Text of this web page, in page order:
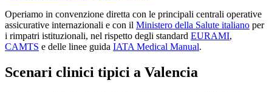
Operiamo in convenzione diretta con le principali centrali operative
assicurative internazionali e con il Ministero della Salute italiano per
i rimpatri istituzionali, nel rispetto degli standard EURAMI,
CAMTS e delle linee guida IATA Medical Manual.
Scenari clinici tipici a Valencia